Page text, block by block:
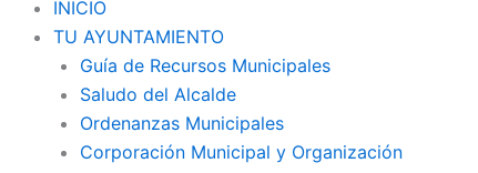
INICIO
TU AYUNTAMIENTO
Guía de Recursos Municipales
Saludo del Alcalde
Ordenanzas Municipales
Corporación Municipal y Organización